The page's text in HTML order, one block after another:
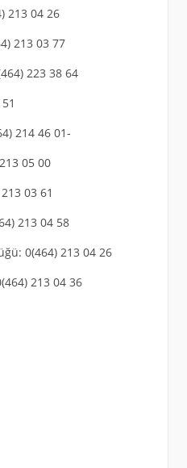
213 04 26
213 03 77
223 38 64
214 46 01-
05 00
03 61
213 04 58
0(464) 213 04 26
213 04 36